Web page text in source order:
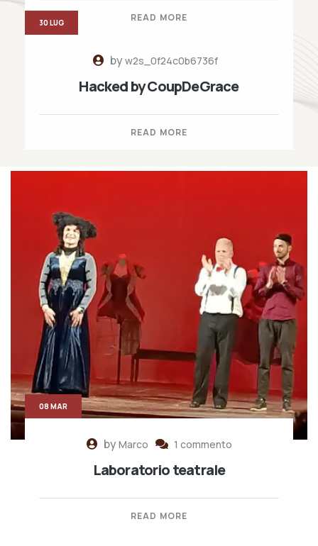
READ MORE
byw2s_0f24c0b6736f
Hacked by CoupDeGrace
READ MORE
30 LUG
byMarco 1 commento
Laboratorio teatrale
READ MORE
08 MAR